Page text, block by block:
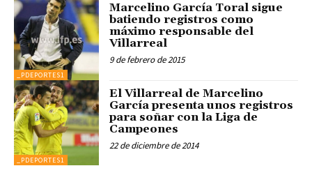
_PDEPORTES1
Marcelino García Toral sigue
batiendo registros como
máximo responsable del
Villarreal
9 de febrero de 2015
_PDEPORTES1
El Villarreal de Marcelino
García presenta unos registros
para soñar con la Liga de
Campeones
22 de diciembre de 2014